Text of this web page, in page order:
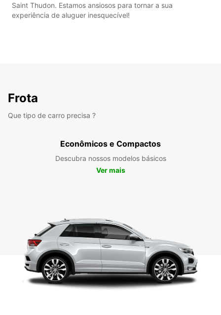
Saint Thudon. Estamos ansiosos para tornar a sua
experiência de aluguer inesquecível!
Frota
Que tipo de carro precisa ?
Econômicos e Compactos
Descubra nossos modelos básicos
Ver mais